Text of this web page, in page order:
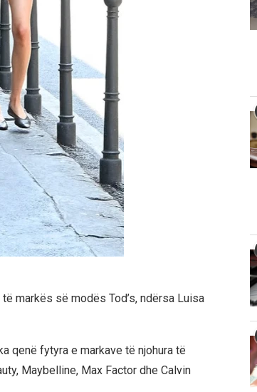
markës së modës Tod’s, ndërsa Luisa
qenë fytyra e markave të njohura të
Maybelline, Max Factor dhe Calvin